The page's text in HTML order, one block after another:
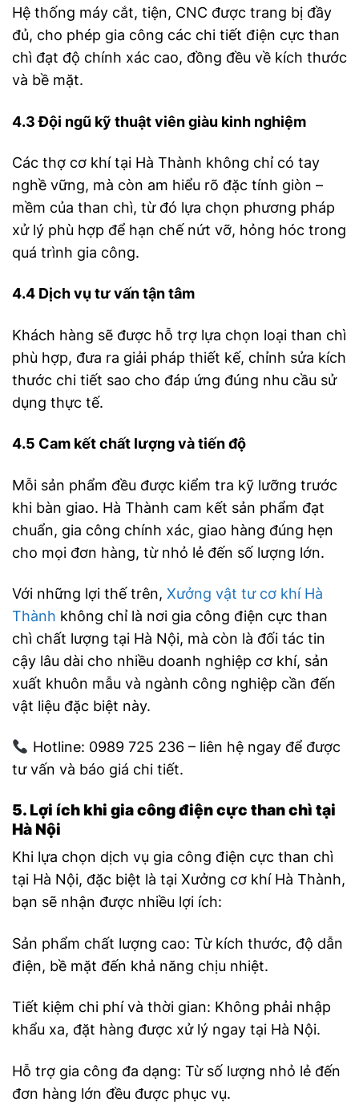
Hệ thống máy cắt, tiện, CNC được trang bị đầy
đủ, cho phép gia công các chi tiết điện cực than
chì đạt độ chính xác cao, đồng đều về kích thước
và bề mặt.
4.3 Đội ngũ kỹ thuật viên giàu kinh nghiệm
Các thợ cơ khí tại Hà Thành không chỉ có tay
nghề vững, mà còn am hiểu rõ đặc tính giòn –
mềm của than chì, từ đó lựa chọn phương pháp
xử lý phù hợp để hạn chế nứt vỡ, hỏng hóc trong
quá trình gia công.
4.4 Dịch vụ tư vấn tận tâm
Khách hàng sẽ được hỗ trợ lựa chọn loại than chì
phù hợp, đưa ra giải pháp thiết kế, chỉnh sửa kích
thước chi tiết sao cho đáp ứng đúng nhu cầu sử
dụng thực tế.
4.5 Cam kết chất lượng và tiến độ
Mỗi sản phẩm đều được kiểm tra kỹ lưỡng trước
khi bàn giao. Hà Thành cam kết sản phẩm đạt
chuẩn, gia công chính xác, giao hàng đúng hẹn
cho mọi đơn hàng, từ nhỏ lẻ đến số lượng lớn.
Với những lợi thế trên, Xưởng vật tư cơ khí Hà
Thành không chỉ là nơi gia công điện cực than
chì chất lượng tại Hà Nội, mà còn là đối tác tin
cậy lâu dài cho nhiều doanh nghiệp cơ khí, sản
xuất khuôn mẫu và ngành công nghiệp cần đến
vật liệu đặc biệt này.
Hotline: 0989 725 236 – liên hệ ngay để được
tư vấn và báo giá chi tiết.
5. Lợi ích khi gia công điện cực than chì tại
Hà Nội
Khi lựa chọn dịch vụ gia công điện cực than chì
tại Hà Nội, đặc biệt là tại Xưởng cơ khí Hà Thành,
bạn sẽ nhận được nhiều lợi ích:
Sản phẩm chất lượng cao: Từ kích thước, độ dẫn
điện, bề mặt đến khả năng chịu nhiệt.
Tiết kiệm chi phí và thời gian: Không phải nhập
khẩu xa, đặt hàng được xử lý ngay tại Hà Nội.
Hỗ trợ gia công đa dạng: Từ số lượng nhỏ lẻ đến
đơn hàng lớn đều được phục vụ.